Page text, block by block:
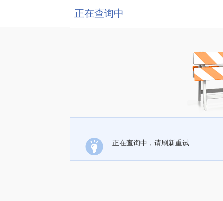
正在查询中
正在查询中，请刷新重试